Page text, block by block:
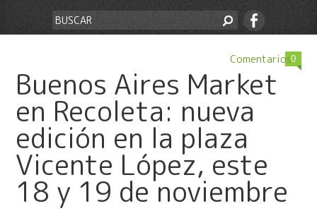
Comentarios0
Buenos Aires Market
en Recoleta: nueva
edición en la plaza
Vicente López, este
18 y 19 de noviembre